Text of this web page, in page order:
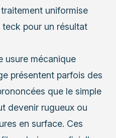
uniformise
teck pour un résultat
usure mécanique
présentent parfois des
que le simple
devenir rugueux ou
en surface. Ces